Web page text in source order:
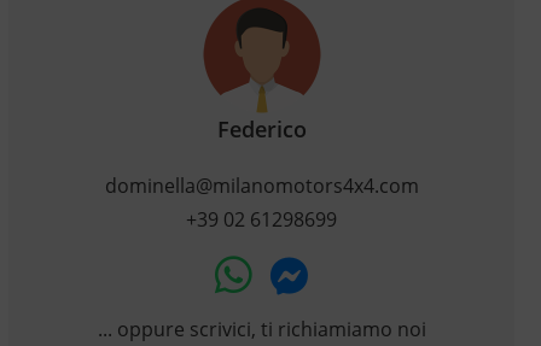
Federico
dominella@milanomotors4x4.com
+39 02 61298699
... oppure scrivici, ti richiamiamo noi